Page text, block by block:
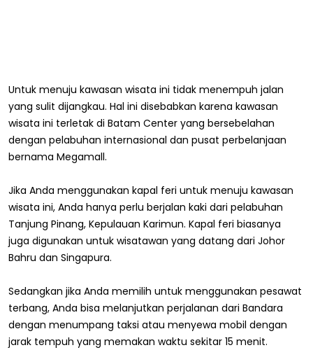
Untuk menuju kawasan wisata ini tidak menempuh jalan
yang sulit dijangkau. Hal ini disebabkan karena kawasan
wisata ini terletak di Batam Center yang bersebelahan
dengan pelabuhan internasional dan pusat perbelanjaan
bernama Megamall.
Jika Anda menggunakan kapal feri untuk menuju kawasan
wisata ini, Anda hanya perlu berjalan kaki dari pelabuhan
Tanjung Pinang, Kepulauan Karimun. Kapal feri biasanya
juga digunakan untuk wisatawan yang datang dari Johor
Bahru dan Singapura.
Sedangkan jika Anda memilih untuk menggunakan pesawat
terbang, Anda bisa melanjutkan perjalanan dari Bandara
dengan menumpang taksi atau menyewa mobil dengan
jarak tempuh yang memakan waktu sekitar 15 menit.